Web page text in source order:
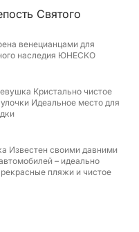
поболтать или
берегом.
но место
— это ваш день.
вы проплывете мимо
и
остановиться в
прогулки, кофе у
Позже
где вода чистая,
подходит для
Святого
венецианцами для
наследия ЮНЕСКО
Кристально чистое
Идеальное место для
Известен своими давними
– идеально
пляжи и чистое